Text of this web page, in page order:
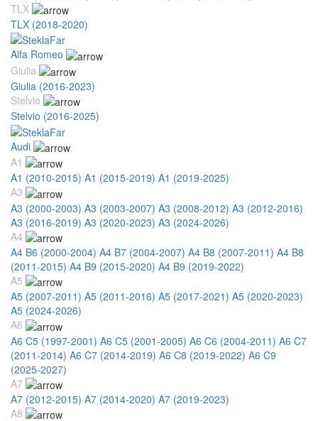
TLX
TLX (2018-2020)
Alfa Romeo
Giulia
Giulia (2016-2023)
Stelvio
Stelvio (2016-2025)
Audi
A1
A1 (2010-2015) A1 (2015-2019) A1 (2019-2025)
A3
A3 (2000-2003) A3 (2003-2007) A3 (2008-2012) A3 (2012-2016)
A3 (2016-2019) A3 (2020-2023) A3 (2024-2026)
A4
A4 B6 (2000-2004) A4 B7 (2004-2007) A4 B8 (2007-2011) A4 B8
(2011-2015) A4 B9 (2015-2020) A4 B9 (2019-2022)
A5
A5 (2007-2011) A5 (2011-2016) A5 (2017-2021) A5 (2020-2023)
A5 (2024-2026)
A6
A6 C5 (1997-2001) A6 C5 (2001-2005) A6 C6 (2004-2011) A6 C7
(2011-2014) A6 C7 (2014-2019) A6 C8 (2019-2022) A6 C9
(2025-2027)
A7
A7 (2012-2015) A7 (2014-2020) A7 (2019-2023)
A8